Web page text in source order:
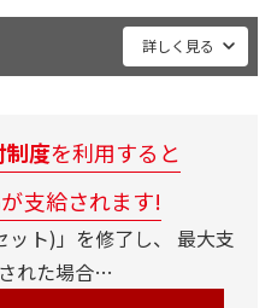
選択肢の組合せの運に左右され
ることができます。解答データ
効率的に学習が可能。また、時
バリュー2
○
○
○
○
10回
15回
詳しく見る
単科講座
２級学科 ２級実技
デジタル
制度を利用すると
支給されます!
ト)」を修了し、
最大支
れた場合…